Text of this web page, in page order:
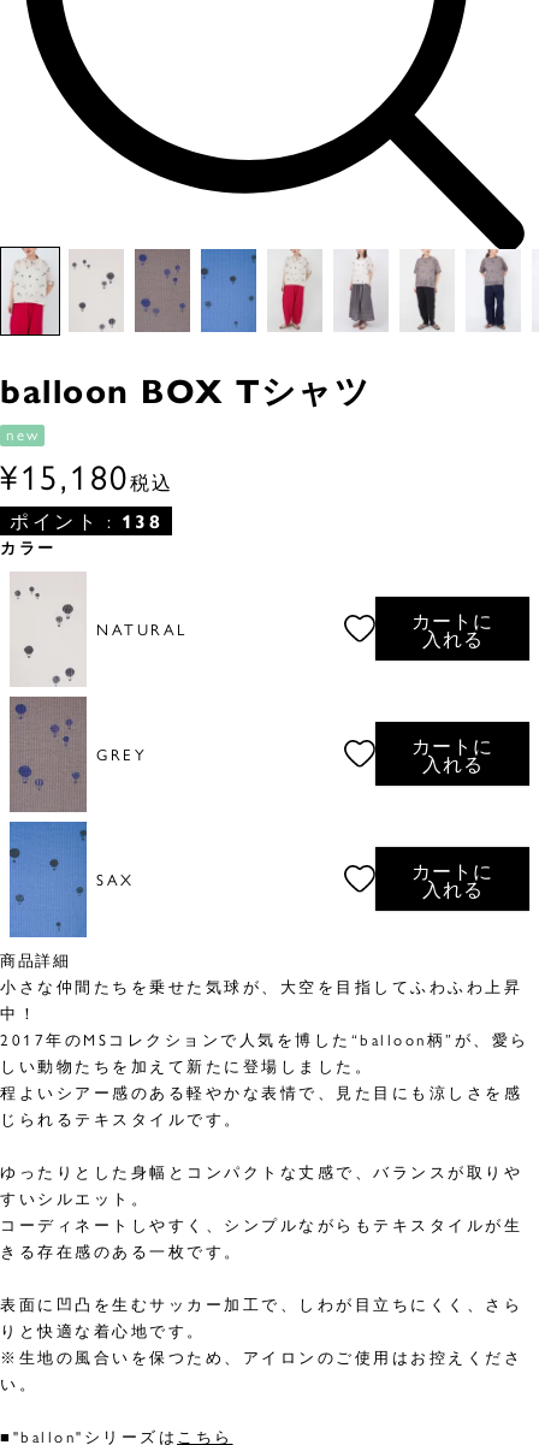
balloon BOX Tシャツ
new
¥15,180税込
ポイント : 138
カラー
NATURAL
カートに
入れる
GREY
カートに
入れる
SAX
カートに
入れる
商品詳細
小さな仲間たちを乗せた気球が、大空を目指してふわふわ上昇
中！
2017年のMSコレクションで人気を博した“balloon柄”が、愛ら
しい動物たちを加えて新たに登場しました。
程よいシアー感のある軽やかな表情で、見た目にも涼しさを感
じられるテキスタイルです。
ゆったりとした身幅とコンパクトな丈感で、バランスが取りや
すいシルエット。
コーディネートしやすく、シンプルながらもテキスタイルが生
きる存在感のある一枚です。
表面に凹凸を生むサッカー加工で、しわが目立ちにくく、さら
りと快適な着心地です。
※生地の風合いを保つため、アイロンのご使用はお控えくださ
い。
■"ballon"シリーズは こちら